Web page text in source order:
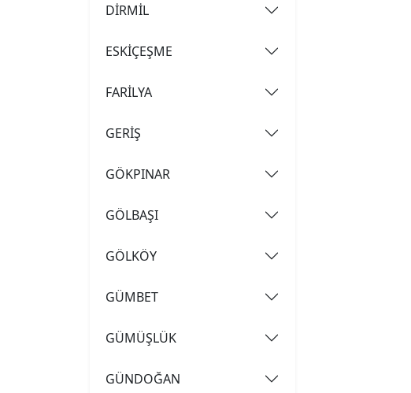
DİRMİL
ESKİÇEŞME
FARİLYA
GERİŞ
GÖKPINAR
GÖLBAŞI
GÖLKÖY
GÜMBET
GÜMÜŞLÜK
GÜNDOĞAN